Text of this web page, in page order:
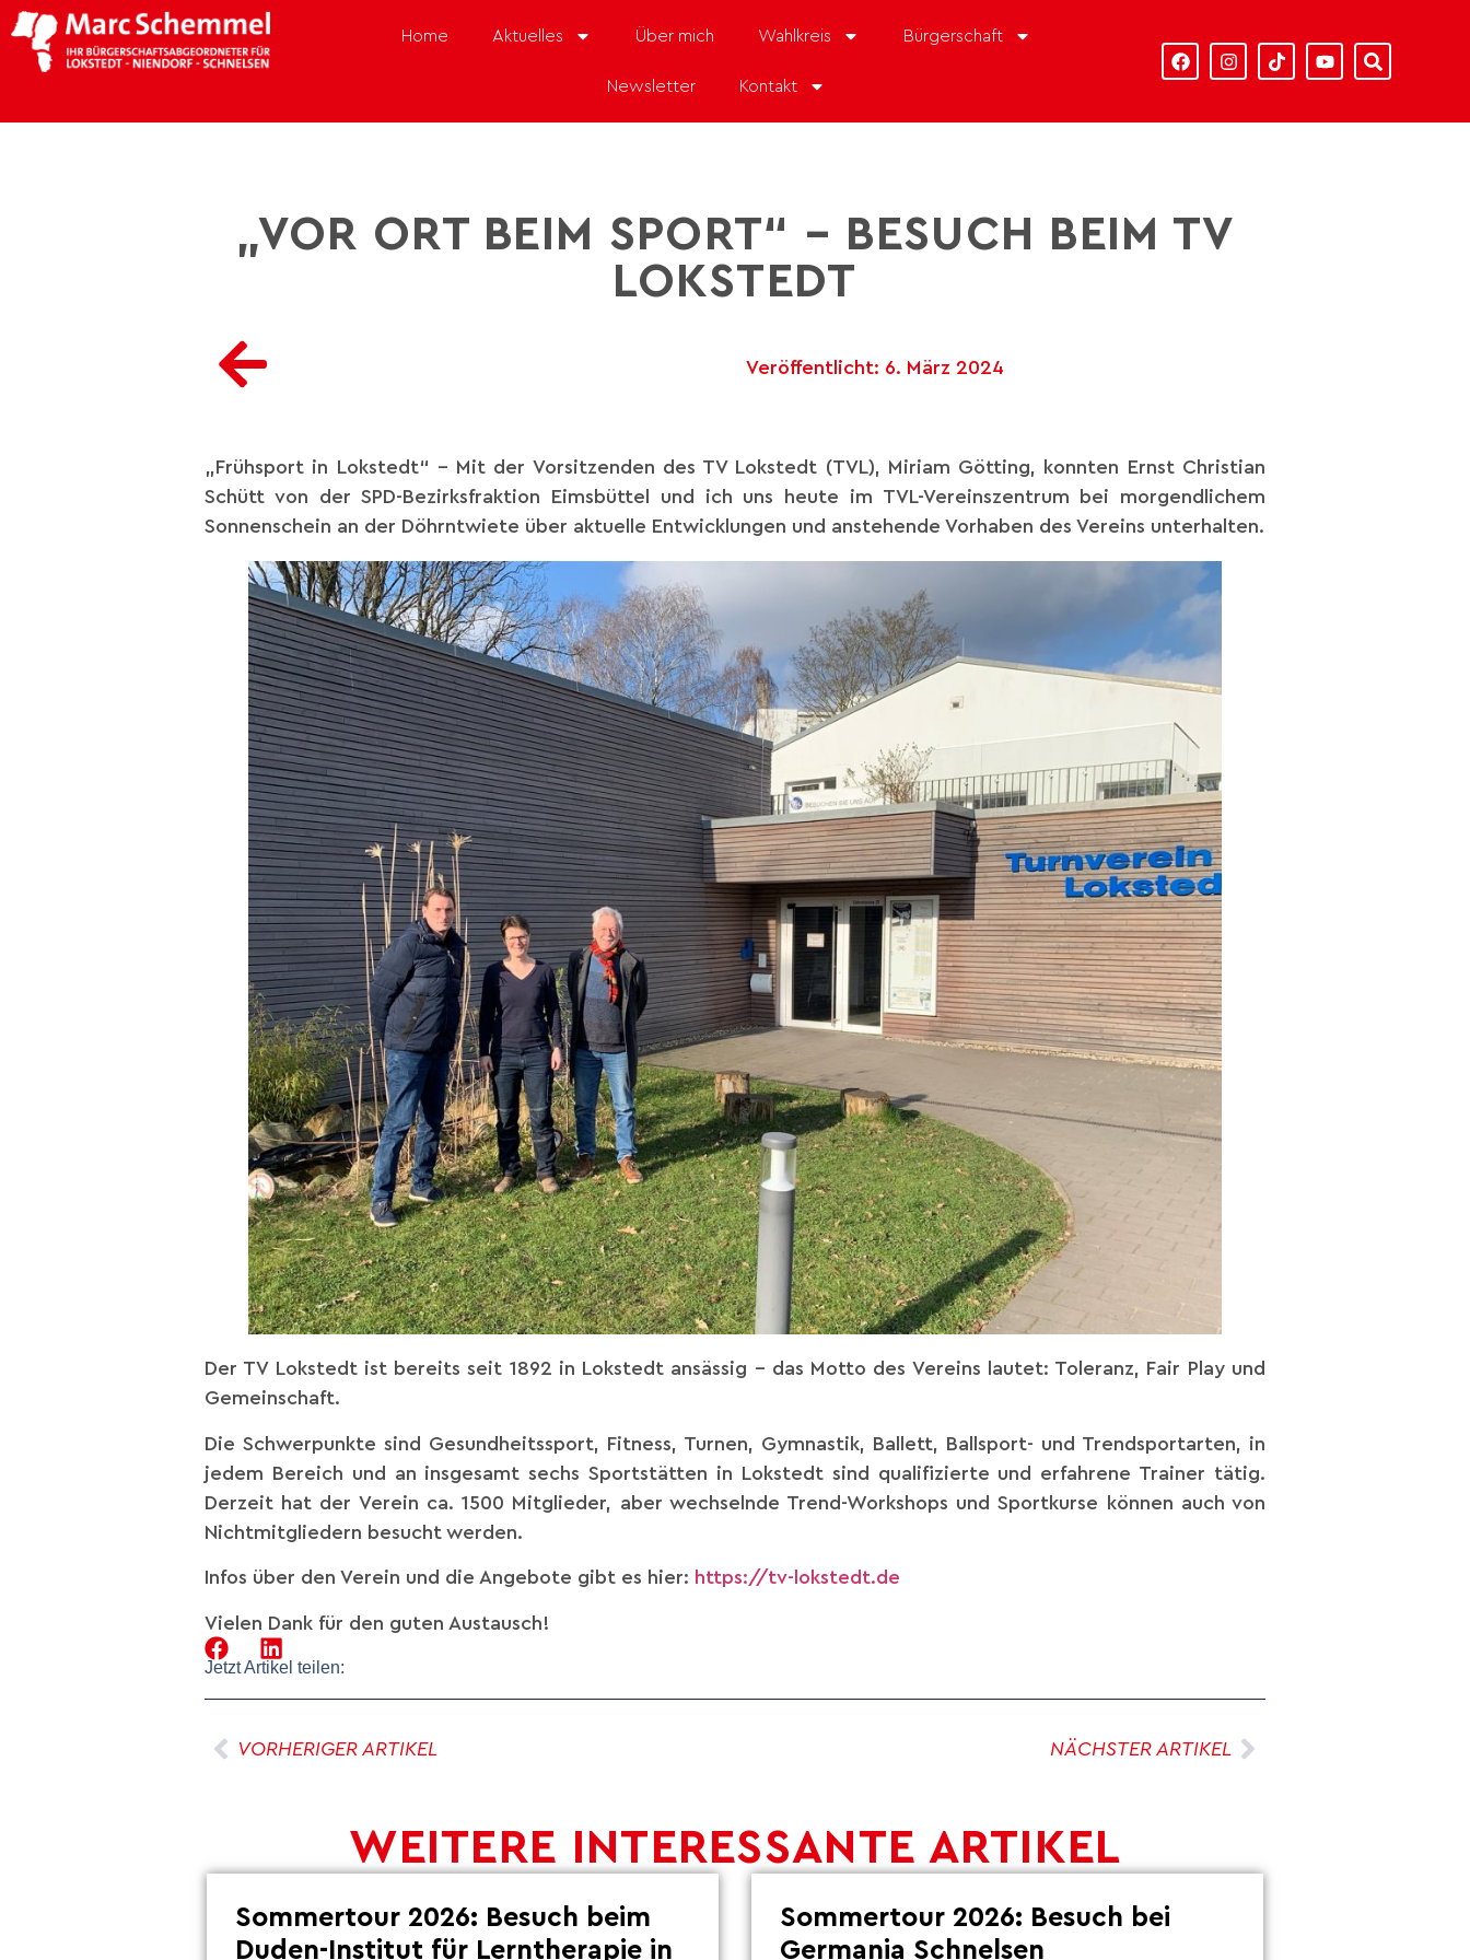
Home Aktuelles Über mich Wahlkreis Bürgerschaft
Newsletter Kontakt
„VOR ORT BEIM SPORT“ – BESUCH BEIM TV
LOKSTEDT
Veröffentlicht: 6. März 2024
„Frühsport in Lokstedt“ – Mit der Vorsitzenden des TV Lokstedt (TVL), Miriam Götting, konnten Ernst Christian
Schütt von der SPD-Bezirksfraktion Eimsbüttel und ich uns heute im TVL-Vereinszentrum bei morgendlichem
Sonnenschein an der Döhrntwiete über aktuelle Entwicklungen und anstehende Vorhaben des Vereins unterhalten.
Der TV Lokstedt ist bereits seit 1892 in Lokstedt ansässig – das Motto des Vereins lautet: Toleranz, Fair Play und
Gemeinschaft.
Die Schwerpunkte sind Gesundheitssport, Fitness, Turnen, Gymnastik, Ballett, Ballsport- und Trendsportarten, in
jedem Bereich und an insgesamt sechs Sportstätten in Lokstedt sind qualifizierte und erfahrene Trainer tätig.
Derzeit hat der Verein ca. 1500 Mitglieder, aber wechselnde Trend-Workshops und Sportkurse können auch von
Nichtmitgliedern besucht werden.
Infos über den Verein und die Angebote gibt es hier: https://tv-lokstedt.de
Vielen Dank für den guten Austausch!
Jetzt Artikel teilen:
VORHERIGER ARTIKEL NÄCHSTER ARTIKEL
WEITERE INTERESSANTE ARTIKEL
Sommertour 2026: Besuch beim
Duden-Institut für Lerntherapie in
Sommertour 2026: Besuch bei
Germania Schnelsen